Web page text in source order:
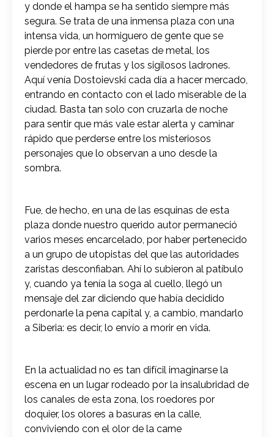
y donde el hampa se ha sentido siempre más
segura. Se trata de una inmensa plaza con una
intensa vida, un hormiguero de gente que se
pierde por entre las casetas de metal, los
vendedores de frutas y los sigilosos ladrones.
Aquí venía Dostoievski cada día a hacer mercado,
entrando en contacto con el lado miserable de la
ciudad. Basta tan solo con cruzarla de noche
para sentir que más vale estar alerta y caminar
rápido que perderse entre los misteriosos
personajes que lo observan a uno desde la
sombra.
Fue, de hecho, en una de las esquinas de esta
plaza donde nuestro querido autor permaneció
varios meses encarcelado, por haber pertenecido
a un grupo de utopistas del que las autoridades
zaristas desconfiaban. Ahí lo subieron al patíbulo
y, cuando ya tenía la soga al cuello, llegó un
mensaje del zar diciendo que había decidido
perdonarle la pena capital y, a cambio, mandarlo
a Siberia: es decir, lo envío a morir en vida.
En la actualidad no es tan difícil imaginarse la
escena en un lugar rodeado por la insalubridad de
los canales de esta zona, los roedores por
doquier, los olores a basuras en la calle,
conviviendo con el olor de la carne